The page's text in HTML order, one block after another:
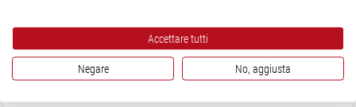
$ 2.330,00
1-2 settimane
Accettare tutti
Negare No, aggiusta